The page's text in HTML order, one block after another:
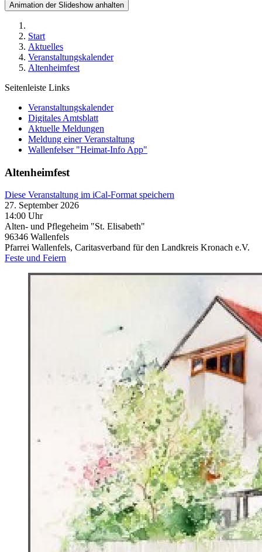
Animation der Slideshow anhalten
Start
Aktuelles
Veranstaltungskalender
Altenheimfest
Seitenleiste Links
Veranstaltungskalender
Digitales Amtsblatt
Aktuelle Meldungen
Meldung einer Veranstaltung
Wallenfelser "Heimat-Info App"
Altenheimfest
Diese Veranstaltung im iCal-Format speichern
27. September 2026
14:00 Uhr
Alten- und Pflegeheim "St. Elisabeth"
96346 Wallenfels
Pfarrei Wallenfels, Caritasverband für den Landkreis Kronach e.V.
Feste und Feiern